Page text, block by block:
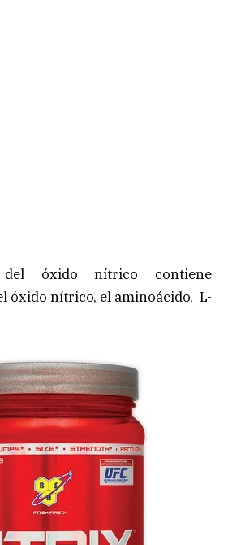
óxido nítrico contiene
óxido nítrico, el aminoácido, L-